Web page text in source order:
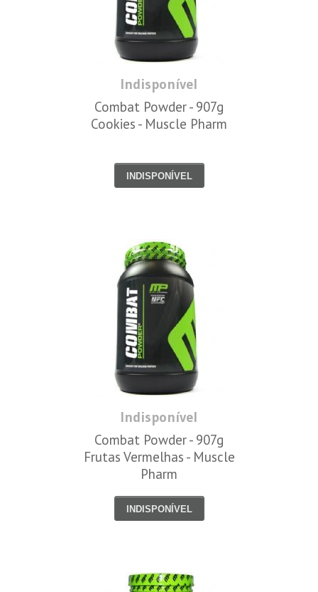
Indisponível
Combat Powder - 907g
Cookies - Muscle Pharm
INDISPONÍVEL
Indisponível
Combat Powder - 907g
Frutas Vermelhas - Muscle
Pharm
INDISPONÍVEL